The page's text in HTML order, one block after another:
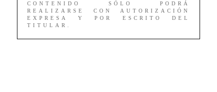
CONTENIDO SÓLO PODRÁ
REALIZARSE CON AUTORIZACIÓN
EXPRESA Y POR ESCRITO DEL
TITULAR.